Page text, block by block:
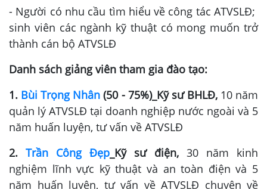
- Người có nhu cầu tìm hiểu về công tác ATVSLĐ;
sinh viên các ngành kỹ thuật có mong muốn trở
thành cán bộ ATVSLĐ
Danh sách giảng viên tham gia đào tạo:
1. Bùi Trọng Nhân (50 - 75%)_Kỹ sư BHLĐ, 10 năm
quản lý ATVSLĐ tại doanh nghiệp nước ngoài và 5
năm huấn luyện, tư vấn về ATVSLĐ
2. Trần Công Đẹp _Kỹ sư điện, 30 năm kinh
nghiệm lĩnh vực kỹ thuật và an toàn điện và 5
năm huấn luyện, tư vấn về ATVSLĐ chuyên về